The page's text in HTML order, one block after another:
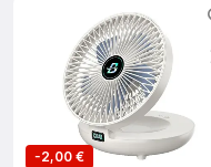
-2,00 €